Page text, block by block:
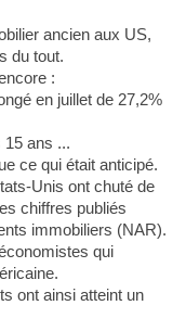
ancien aux US,
du tout.
:
en juillet de 27,2%
15 ans ...
ce qui était anticipé.
Unis ont chuté de
chiffres publiés
immobiliers (NAR).
qui
ont ainsi atteint un